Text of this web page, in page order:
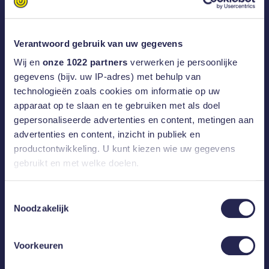
Verantwoord gebruik van uw gegevens
Wij en onze 1022 partners verwerken je persoonlijke
gegevens (bijv. uw IP-adres) met behulp van
technologieën zoals cookies om informatie op uw
apparaat op te slaan en te gebruiken met als doel
gepersonaliseerde advertenties en content, metingen aan
advertenties en content, inzicht in publiek en
productontwikkeling. U kunt kiezen wie uw gegevens
gebruikt en met welke doelen.
Informatie verzamelen over uw geografische
Uw apparaat identificeren door het actief te
scannen op specifieke eigenschappen (fingerprinting)
Noodzakelijk
Voorkeuren
Berghege Heerkens
bouwgroep